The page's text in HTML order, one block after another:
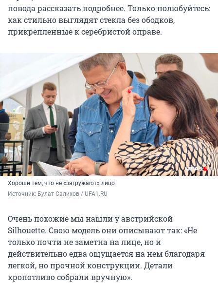
повода рассказать подробнее. Только полюбуйтесь:
как стильно выглядят стекла без ободков,
прикрепленные к серебристой оправе.
Хороши тем, что не «загружают» лицо
Источник: Булат Салихов / UFA1.RU
Очень похожие мы нашли у австрийской
Silhouette. Свою модель они описывают так: «Не
только почти не заметна на лице, но и
действительно едва ощущается на нем благодаря
легкой, но прочной конструкции. Детали
кропотливо собрали вручную».